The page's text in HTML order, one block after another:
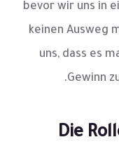
bevor wir uns in
keinen Ausweg
uns, dass es
Gewinn
Die